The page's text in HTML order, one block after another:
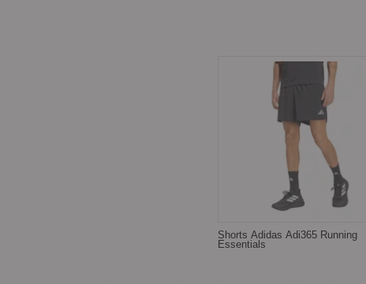
Shorts Adidas Adi365 Running
Essentials